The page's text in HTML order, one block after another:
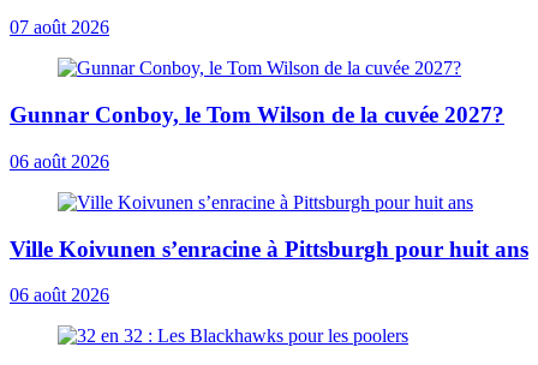
07 août 2026
Gunnar Conboy, le Tom Wilson de la cuvée 2027?
06 août 2026
Ville Koivunen s’enracine à Pittsburgh pour huit ans
06 août 2026